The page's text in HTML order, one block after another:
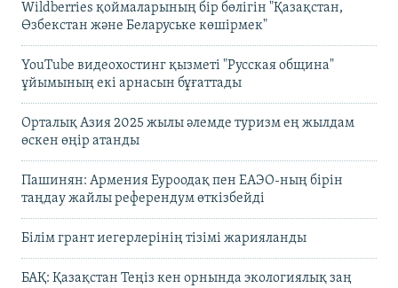
Wildberries қоймаларының бір бөлігін "Қазақстан,
Өзбекстан және Беларуське көшірмек"
YouTube видеохостинг қызметі "Русская община"
ұйымының екі арнасын бұғаттады
Орталық Азия 2025 жылы әлемде туризм ең жылдам
өскен өңір атанды
Пашинян: Армения Еуроодақ пен ЕАЭО-ның бірін
таңдау жайлы референдум өткізбейді
Білім грант иегерлерінің тізімі жарияланды
БАҚ: Қазақстан Теңіз кен орнында экологиялық заң